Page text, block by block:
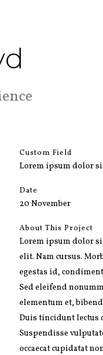
Custom Field
Lorem ipsum dolor
Date
20 November
About This Project
Lorem ipsum dolor
elit. Nam cursus.
egestas id,
Sed eleifend
elementum et,
Duis tincidunt lectus
Suspendisse
occaecat cupidatat